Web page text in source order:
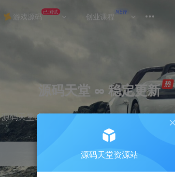
游戏源码 已测试 创业课程 NEW
源码天堂 ∞ 稳定更新
源码天堂&实战项目&365天稳定更新 站长qq：
源码天堂资源站